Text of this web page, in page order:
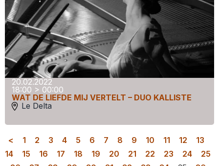
20.02.2022
18:00 > 00:00
WAT DE LIEFDE MIJ VERTELT – DUO KALLISTE
Le Delta
< 1 2 3 4 5 6 7 8 9 10 11 12
13
14
15 16 17 18 19 20 21 22 23 24
25